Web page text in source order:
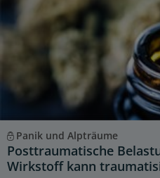
Panik und Alpträume
Posttraumatische
Wirkstoff kann